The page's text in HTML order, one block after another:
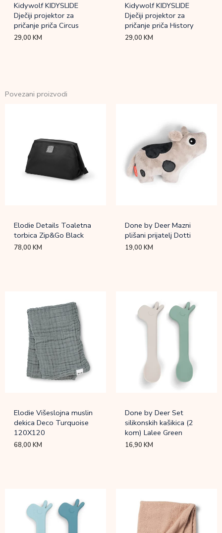
Kidywolf KIDYSLIDE
Dječiji projektor za
pričanje priča Circus
29,00KM
Kidywolf KIDYSLIDE
Dječiji projektor za
pričanje priča History
29,00KM
Povezani proizvodi
Elodie Details Toaletna
torbica Zip&Go Black
78,00KM
Done by Deer Mazni
plišani prijatelj Dotti
19,00KM
Elodie Višeslojna muslin
dekica Deco Turquoise
120X120
68,00KM
Done by Deer Set
silikonskih kašikica (2
kom) Lalee Green
16,90KM